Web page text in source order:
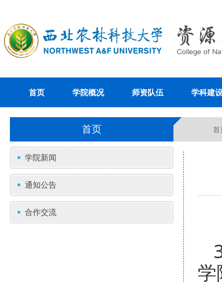
首页 学院概况 师资队伍 学科建
首页 首
学院新闻
通知公告
合作交流